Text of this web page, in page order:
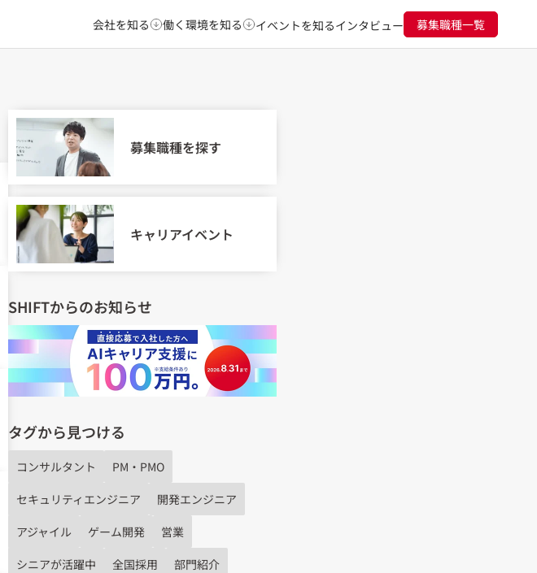
会社を知る 働く環境を知る イベントを知るインタビュー 募集職種一覧
募集職種を探す
キャリアイベント
SHIFTからのお知らせ
タグから見つける
コンサルタント
PM・PMO
セキュリティエンジニア
開発エンジニア
アジャイル
ゲーム開発
営業
シニアが活躍中
全国採用
部門紹介